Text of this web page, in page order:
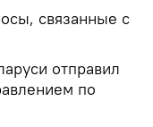
связанные с
отправил
по